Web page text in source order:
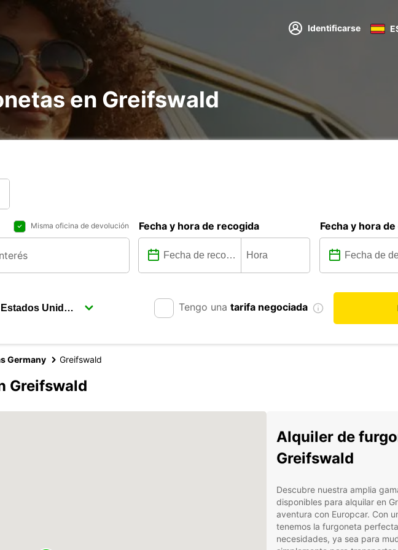
Identificarse
en Greifswald
Misma oficina de devolución Fecha y hora de recogida Fecha y hora
Tengo una tarifa negociada
Germany Greifswald
Greifswald
Alquiler de
Greifswald
Descubre nuestra amplia
disponibles para alquilar en
aventura con Europcar. Con
tenemos la furgoneta
necesidades, ya sea para